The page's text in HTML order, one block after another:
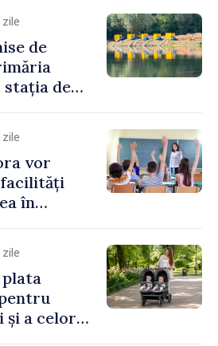
la
de
de
și
vor
facilități
în
plata
și a celor